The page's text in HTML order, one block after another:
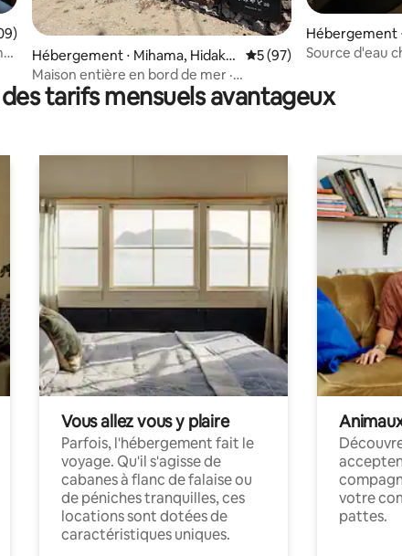
: 4,98 sur 5
moyenne sur la base de 109 commentaires : 5 sur 5
Hébergement ⋅ Mihama, Hidaka
District
Évaluation moyenne sur
5 (97)
Maison entière en bord de mer ·
Barbecue et four à pizza · 12 couchages
Hébergement
Source d'eau
tarifs mensuels avantageux
Vous allez vous y plaire
Parfois, l'hébergement fait le
voyage. Qu'il s'agisse de
cabanes à flanc de falaise ou
de péniches tranquilles, ces
locations sont dotées de
caractéristiques uniques.
votre
pattes.